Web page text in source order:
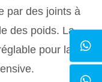
par des joints à
des poids. La
pour la